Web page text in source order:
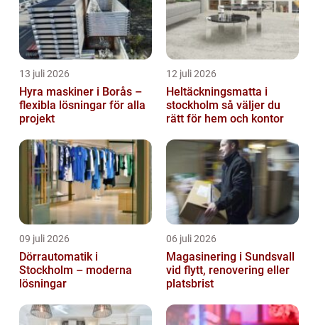
13 juli 2026
Hyra maskiner i Borås –
flexibla lösningar för alla
projekt
12 juli 2026
Heltäckningsmatta i
stockholm så väljer du
rätt för hem och kontor
09 juli 2026
Dörrautomatik i
Stockholm – moderna
lösningar
06 juli 2026
Magasinering i Sundsvall
vid flytt, renovering eller
platsbrist